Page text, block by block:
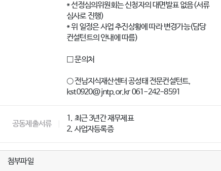
* 선정심의위원회는 신청자의 대면발표 없음(서류
심사로 진행)
* 위 일정은 사업 추진상황에 따라 변경가능(담당
컨설턴트의 안내에 따름)
□ 문의처
○ 전남지식재산센터 공성태 전문컨설턴트,
kst0920@jntp.or.kr 061-242-8591
공동제출서류
1. 최근 3년간 재무제표
2. 사업자등록증
첨부파일